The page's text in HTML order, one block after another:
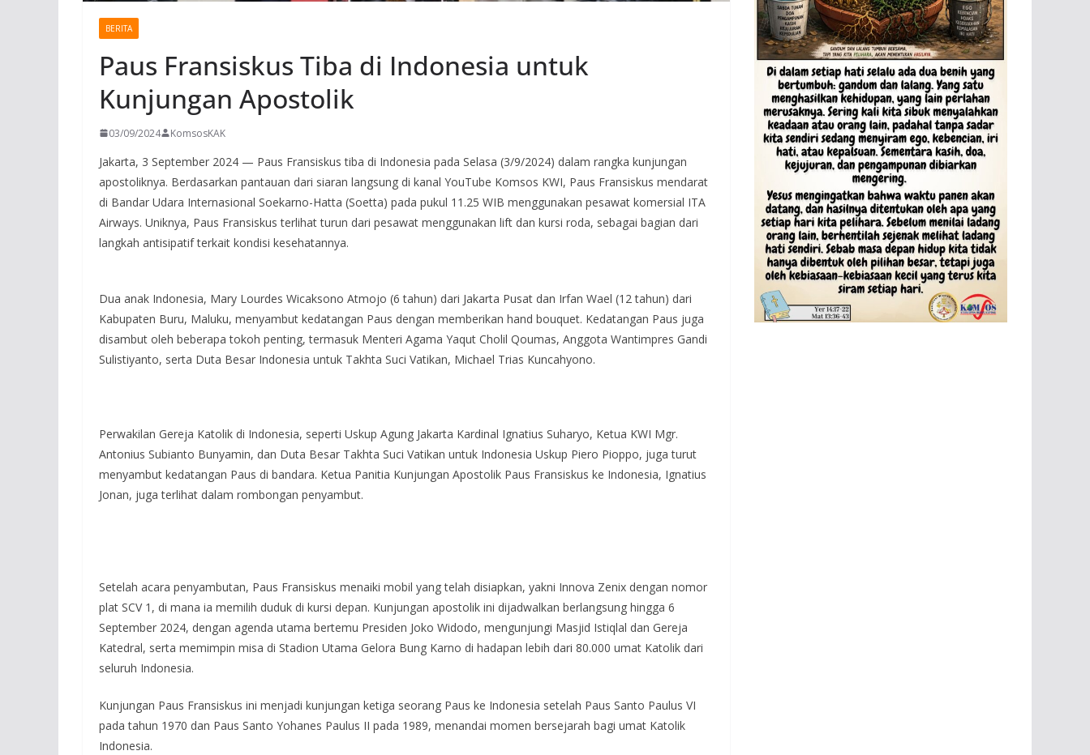
BERITA
Paus Fransiskus Tiba di Indonesia untuk
Kunjungan Apostolik
03/09/2024 KomsosKAK
Jakarta, 3 September 2024 — Paus Fransiskus tiba di Indonesia pada Selasa (3/9/2024) dalam rangka kunjungan
apostoliknya. Berdasarkan pantauan dari siaran langsung di kanal YouTube Komsos KWI, Paus Fransiskus mendarat
di Bandar Udara Internasional Soekarno-Hatta (Soetta) pada pukul 11.25 WIB menggunakan pesawat komersial ITA
Airways. Uniknya, Paus Fransiskus terlihat turun dari pesawat menggunakan lift dan kursi roda, sebagai bagian dari
langkah antisipatif terkait kondisi kesehatannya.
Dua anak Indonesia, Mary Lourdes Wicaksono Atmojo (6 tahun) dari Jakarta Pusat dan Irfan Wael (12 tahun) dari
Kabupaten Buru, Maluku, menyambut kedatangan Paus dengan memberikan hand bouquet. Kedatangan Paus juga
disambut oleh beberapa tokoh penting, termasuk Menteri Agama Yaqut Cholil Qoumas, Anggota Wantimpres Gandi
Sulistiyanto, serta Duta Besar Indonesia untuk Takhta Suci Vatikan, Michael Trias Kuncahyono.
Perwakilan Gereja Katolik di Indonesia, seperti Uskup Agung Jakarta Kardinal Ignatius Suharyo, Ketua KWI Mgr.
Antonius Subianto Bunyamin, dan Duta Besar Takhta Suci Vatikan untuk Indonesia Uskup Piero Pioppo, juga turut
menyambut kedatangan Paus di bandara. Ketua Panitia Kunjungan Apostolik Paus Fransiskus ke Indonesia, Ignatius
Jonan, juga terlihat dalam rombongan penyambut.
Setelah acara penyambutan, Paus Fransiskus menaiki mobil yang telah disiapkan, yakni Innova Zenix dengan nomor
plat SCV 1, di mana ia memilih duduk di kursi depan. Kunjungan apostolik ini dijadwalkan berlangsung hingga 6
September 2024, dengan agenda utama bertemu Presiden Joko Widodo, mengunjungi Masjid Istiqlal dan Gereja
Katedral, serta memimpin misa di Stadion Utama Gelora Bung Karno di hadapan lebih dari 80.000 umat Katolik dari
seluruh Indonesia.
Kunjungan Paus Fransiskus ini menjadi kunjungan ketiga seorang Paus ke Indonesia setelah Paus Santo Paulus VI
pada tahun 1970 dan Paus Santo Yohanes Paulus II pada 1989, menandai momen bersejarah bagi umat Katolik
Indonesia.